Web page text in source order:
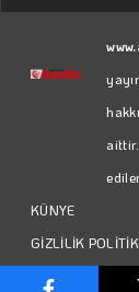
KÜNYE
GİZLİLİK
KULLANIM